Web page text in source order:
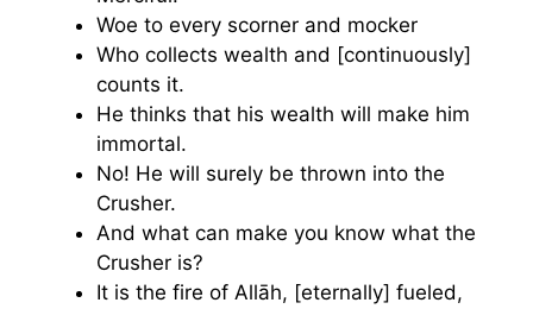
Woe to every scorner and mocker
Who collects wealth and [continuously]
counts it.
He thinks that his wealth will make him
immortal.
No! He will surely be thrown into the
Crusher.
And what can make you know what the
Crusher is?
It is the fire of Allāh, [eternally] fueled,